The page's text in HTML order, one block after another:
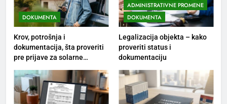
DOKUMENTA
Krov, potrošnja i
dokumentacija, šta proveriti
pre prijave za solarne
ADMINISTRATIVNE PROMENE
DOKUMENTA
Legalizacija objekta – kako
proveriti status i
dokumentaciju